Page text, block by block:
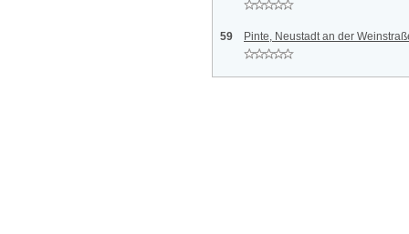
59 Pinte, Neustadt an der